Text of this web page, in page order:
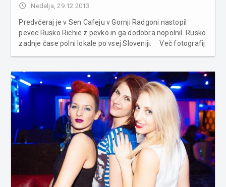
access_time Nedelja, 29.12.2013
Predvčeraj je v Sen Cafeju v Gornji Radgoni nastopil
pevec Rusko Richie z pevko in ga dodobra nopolnil. Rusko
zadnje čase polni lokale po vsej Sloveniji. Več fotografij